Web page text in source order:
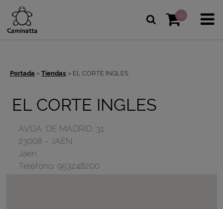
0
Portada » Tiendas » EL CORTE INGLES
EL CORTE INGLES
AVDA. DE MADRID, 31
23008 - JAEN
Jaen
Teléfono: 953248200